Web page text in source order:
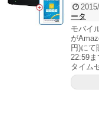
ータ
モバイ
が
円)にて
22:59
タイム